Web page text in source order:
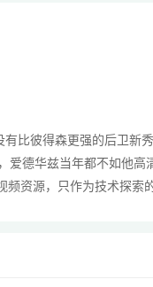
比彼得森更强的后卫新
爱德华兹当年都不如他
资源，只作为技术探索